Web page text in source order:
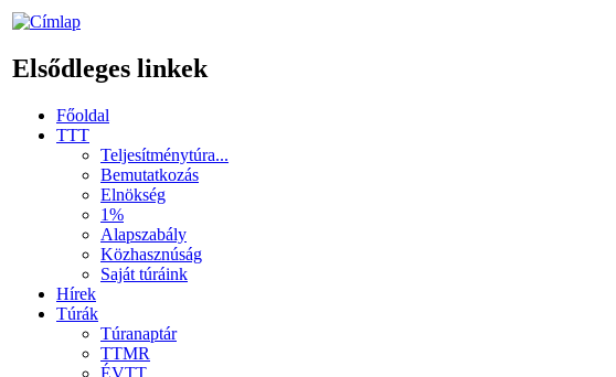
Elsődleges linkek
Főoldal
TTT
Teljesítménytúra...
Bemutatkozás
Elnökség
1%
Alapszabály
Közhasznúság
Saját túráink
Hírek
Túrák
Túranaptár
TTMR
ÉVTT